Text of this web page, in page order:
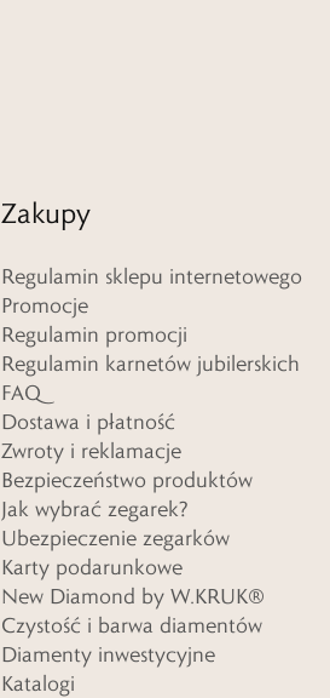
Zakupy
Regulamin sklepu internetowego
Promocje
Regulamin promocji
Regulamin karnetów jubilerskich
FAQ
Dostawa i płatność
Zwroty i reklamacje
Bezpieczeństwo produktów
Jak wybrać zegarek?
Ubezpieczenie zegarków
Karty podarunkowe
New Diamond by W.KRUK®
Czystość i barwa diamentów
Diamenty inwestycyjne
Katalogi